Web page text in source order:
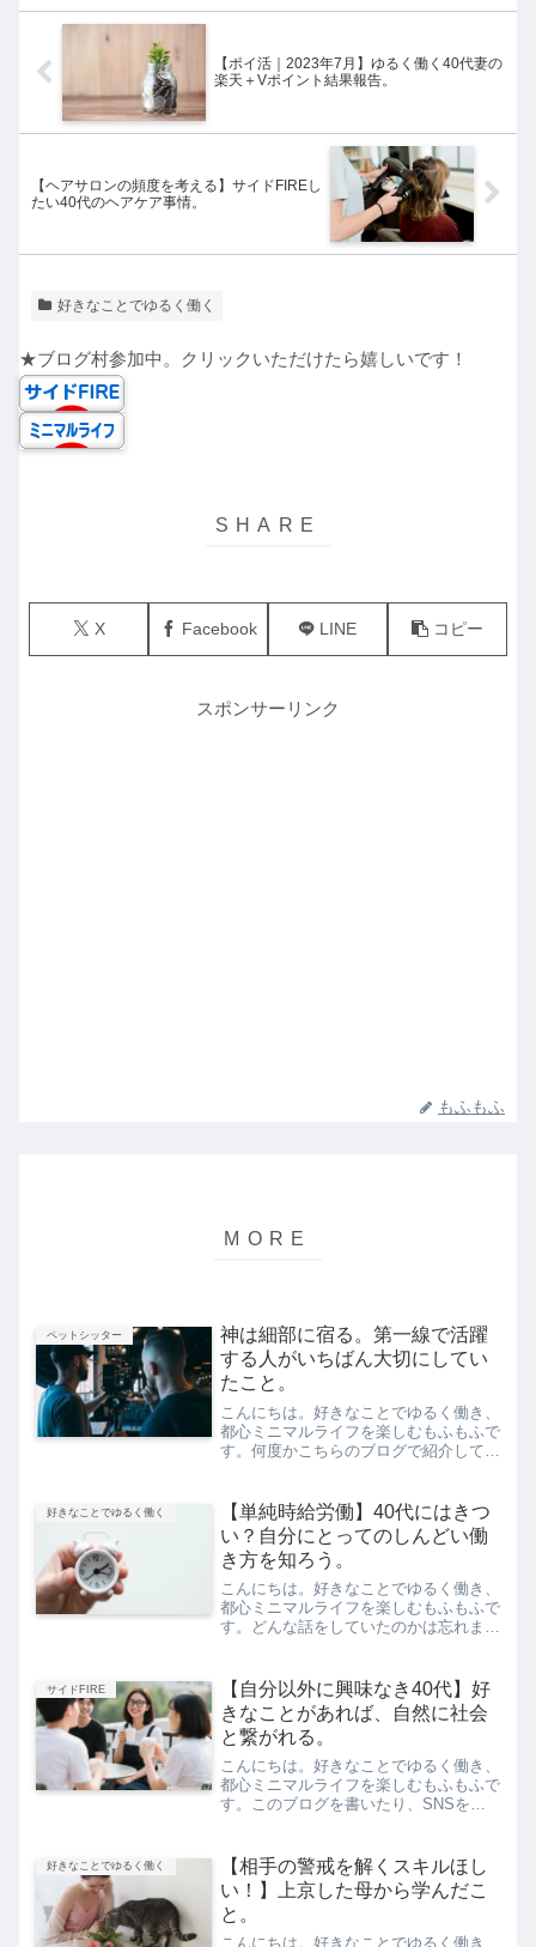
【ポイ活｜2023年7月】ゆるく働く40代妻の
楽天＋Vポイント結果報告。
【ヘアサロンの頻度を考える】サイドFIREし
たい40代のヘアケア事情。
好きなことでゆるく働く
★ブログ村参加中。クリックいただけたら嬉しいです！
X Facebook LINE コピー
スポンサーリンク
もふもふ
ペットシッター
神は細部に宿る。第一線で活躍
する人がいちばん大切にしてい
たこと。
こんにちは。好きなことでゆるく働き、
都心ミニマルライフを楽しむもふもふで
す。何度かこちらのブログで紹介してい
た会社員時代に、クリエイティブディレ
クターでもあった上司に言...
好きなことでゆるく働く
【単純時給労働】40代にはきつ
い？自分にとってのしんどい働
き方を知ろう。
こんにちは。好きなことでゆるく働き、
都心ミニマルライフを楽しむもふもふで
す。どんな話をしていたのかは忘れまし
がけっこう好きなのですが、夫にとって
はアルバイト時代のような...
サイドFIRE
【自分以外に興味なき40代】好
きなことがあれば、自然に社会
と繋がれる。
こんにちは。好きなことでゆるく働き、
都心ミニマルライフを楽しむもふもふで
す。このブログを書いたり、SNSを眺
だったということ。良くも悪くも、自分
のこと以外では、それほど...
好きなことでゆるく働く
【相手の警戒を解くスキルほし
い！】上京した母から学んだこ
と。
こんにちは。好きなことでゆるく働き、